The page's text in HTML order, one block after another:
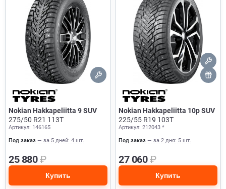
Nokian Hakkapeliitta 9 SUV
275/50 R21 113T
Артикул: 146165
Под заказ — за 5 дней: 4 шт.
25 880₽
Купить
Nokian Hakkapeliitta 10p SUV
225/55 R19 103T
Артикул: 212043 *
Под заказ — за 2 дня: 5 шт.
27 060₽
Купить